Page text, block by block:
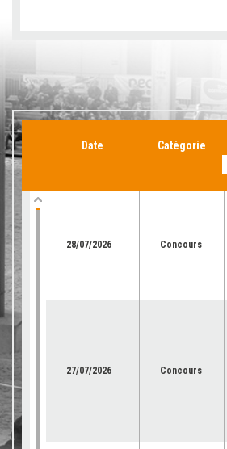
Date Catégorie
28/07/2026 Concours
27/07/2026 Concours